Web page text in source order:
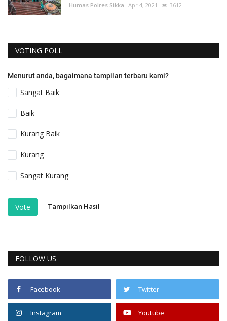
Humas Polres Sikka Apr 4, 2021 3612
VOTING POLL
Menurut anda, bagaimana tampilan terbaru kami?
Sangat Baik
Baik
Kurang Baik
Kurang
Sangat Kurang
Vote Tampilkan Hasil
FOLLOW US
Facebook Twitter
Instagram Youtube